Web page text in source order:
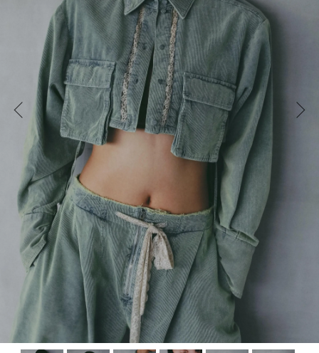
プライバシーポリシー
特定商取引に基づく表記
ショッピングガイド
お問い合わせ